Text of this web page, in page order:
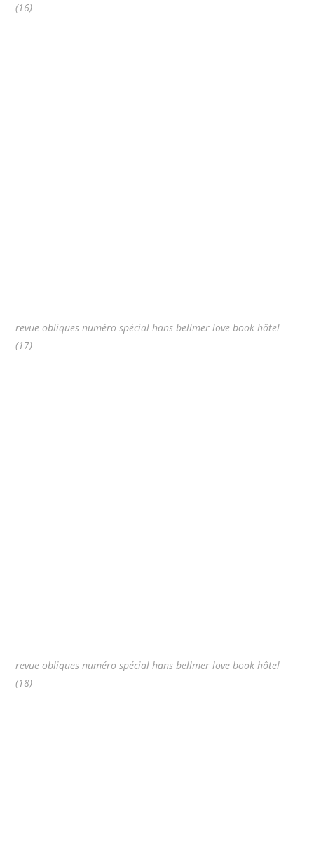
(16)
revue obliques numéro spécial hans bellmer love book hôtel
(17)
revue obliques numéro spécial hans bellmer love book hôtel
(18)